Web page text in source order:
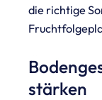
die richtige
stärken